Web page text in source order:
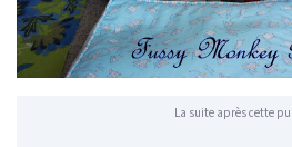
La suite après cette